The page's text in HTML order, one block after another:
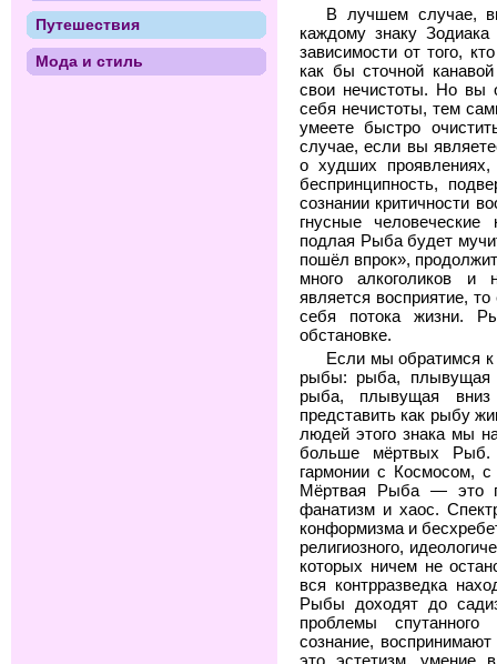
В лучшем случае,
каждому знаку
зависимости от того,
как бы сточной
свои нечистоты. Но вы
себя нечистоты, тем
умеете быстро
случае, если вы
о худших
беспринципность,
сознании критичности
гнусные
подлая Рыба будет
пошёл впрок»,
много алкоголиков и
является восприятие,
себя потока жизни.
обстановке.
Если мы обратимся
рыбы: рыба, плывущая
рыба, плывущая
представить как рыбу
людей этого знака мы
больше мёртвых
гармонии с Космосом,
Мёртвая Рыба — это
фанатизм и хаос.
конформизма и
религиозного,
которых ничем не
вся контрразведка
Рыбы доходят до
проблемы
сознание,
Путешествия
Мода и стиль